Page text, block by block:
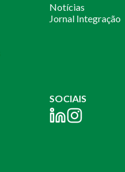
Notícias
Jornal Integração
SOCIAIS